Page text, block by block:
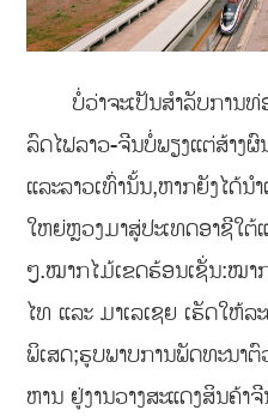
ບໍ່ວ່າຈະເປັນສໍາລັບການ
ລົດໄຟລາວ-ຈີນບໍ່ພຽງແຕ່ສ້າງ
ແລະລາວເທົ່ານັ້ນ,ຫາກຍັງໄດ້ນ
ໃຫຍ່ຫຼວງມາສູ່ປະເທດອາຊີໃຕ້
ໆ.ໝາກໄມ້ເຂດຮ້ອນເຊັ່ນ:ໝ
ໄທ ແລະ ມາເລເຊຍ ເຮັດໃຫ້
ພິເສດ;ຮູບພາບການພັດທະນາ
ຫານ ຢູ່ງານວາງສະແດງສິນຄ້າ